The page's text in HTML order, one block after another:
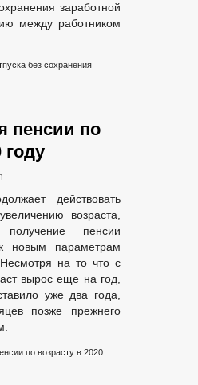
ОТСРОЧКАХ, РАССРОЧКАХ
ПОДДЕРЖКА
ТОВАРОВ, РАБОТ И УСЛУГ
ТАРИФНАЯ КОМИССИЯ
И-КСП
В СФЕРЕ ЗАКУПОК
ВЫСТУПЛЕНИЙ И
ИНФОРМАЦИЯ О РЕЗУЛЬТАТАХ
И ФУНКЦИИ
ЗАСЕДАНИЯ
ДЕПУТАТОВ
РЕЕСТР НПА
ИНЫЕ АКТЫ В СФЕРЕ
КОРРУПЦИИ, ДЛЯ
заработной
между работником
без сохранения
пенсии по
году
действовать
возраста,
пенсии
новым параметрам
на то что с
вырос еще на год,
уже два года,
позже прежнего
по возрасту в 2020